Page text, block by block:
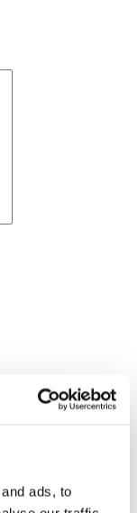
ads, to